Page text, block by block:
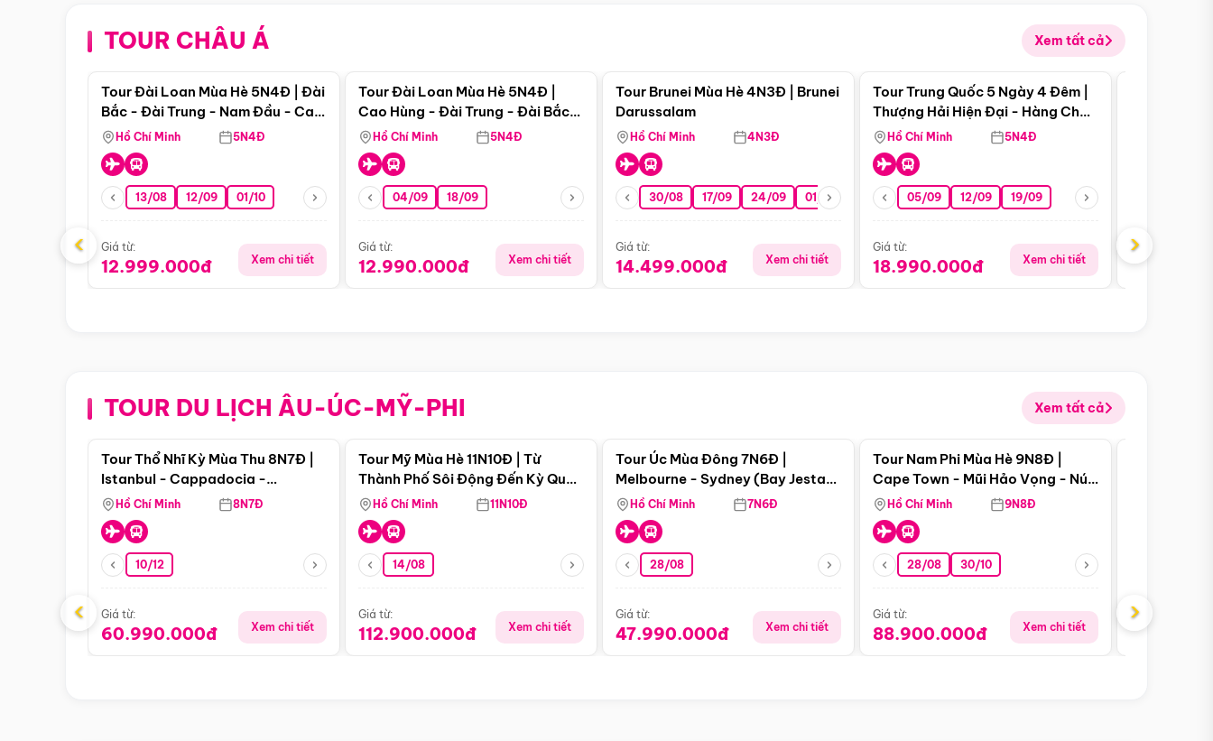
TOUR CHÂU Á Xem tất cả
Điểm nổi bật
Tour Đài Loan Mùa Hè 5N4Đ | Đài
Bắc - Đài Trung - Nam Đầu - Cao
Hùng ( Bay Vn)
Hồ Chí Minh 5N4Đ
13/08 12/09 01/10
Giá từ:
12.999.000đ Xem chi tiết
Tour Đài Loan Mùa Hè 5N4Đ |
Cao Hùng - Đài Trung - Đài Bắc
(Bay Vj)
Hồ Chí Minh 5N4Đ
04/09 18/09
Giá từ:
12.990.000đ Xem chi tiết
Tour Brunei Mùa Hè 4N3Đ | Brunei
Darussalam
Hồ Chí Minh 4N3Đ
30/08 17/09 24/09 01/10 15/10 29/10
Giá từ:
14.499.000đ Xem chi tiết
Điểm nổi bật
Tour Trung Quốc 5 Ngày 4 Đêm |
Thượng Hải Hiện Đại - Hàng Châu
Nên Thơ - Ô Trấn Cổ Kính
Hồ Chí Minh 5N4Đ
05/09 12/09 19/09
Giá từ:
18.990.000đ Xem chi tiết
Giá từ:
‹ ›
TOUR DU LỊCH ÂU-ÚC-MỸ-PHI Xem tất cả
Điểm nổi bật
Tour Thổ Nhĩ Kỳ Mùa Thu 8N7Đ |
Istanbul - Cappadocia -
Pamukkale
Hồ Chí Minh 8N7Đ
10/12
Giá từ:
60.990.000đ Xem chi tiết
Tour Mỹ Mùa Hè 11N10Đ | Từ
Thành Phố Sôi Động Đến Kỳ Quan
Thiên Nhiên Mỹ
Hồ Chí Minh 11N10Đ
14/08
Giá từ:
112.900.000đ Xem chi tiết
Tour Úc Mùa Đông 7N6Đ |
Melbourne - Sydney (Bay Jestar
Airways)
Hồ Chí Minh 7N6Đ
28/08
Giá từ:
47.990.000đ Xem chi tiết
Điểm nổi bật
Tour Nam Phi Mùa Hè 9N8Đ |
Cape Town - Mũi Hảo Vọng - Núi
Bàn - Johannesburg - Pretoria -
Safari - Lodge
Hồ Chí Minh 9N8Đ
28/08 30/10
Giá từ:
88.900.000đ Xem chi tiết
Giá từ:
‹ ›